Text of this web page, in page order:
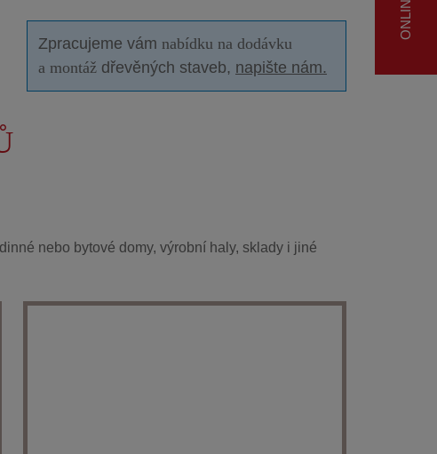
Zpracujeme vám nabídku na dodávku
a montáž dřevěných staveb, napište nám.
nebo bytové domy, výrobní haly, sklady i jiné